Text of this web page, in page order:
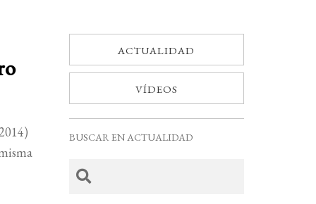
ACTUALIDAD
VÍDEOS
BUSCAR EN ACTUALIDAD